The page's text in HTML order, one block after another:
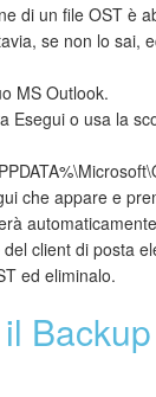
di un file OST è
se non lo sai,
MS Outlook.
Esegui o usa la
che appare e
client di posta
ed eliminalo.